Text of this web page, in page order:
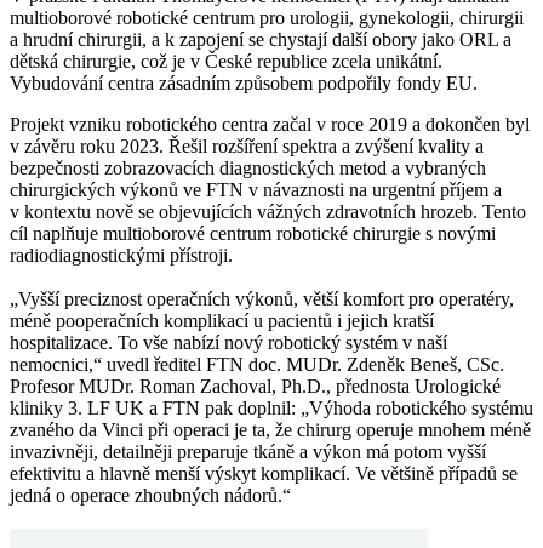
multioborové robotické centrum pro urologii, gynekologii, chirurgii
a hrudní chirurgii, a k zapojení se chystají další obory jako ORL a
dětská chirurgie, což je v České republice zcela unikátní.
Vybudování centra zásadním způsobem podpořily fondy EU.
Projekt vzniku robotického centra začal v roce 2019 a dokončen byl
v závěru roku 2023. Řešil rozšíření spektra a zvýšení kvality a
bezpečnosti zobrazovacích diagnostických metod a vybraných
chirurgických výkonů ve FTN v návaznosti na urgentní příjem a
v kontextu nově se objevujících vážných zdravotních hrozeb. Tento
cíl naplňuje multioborové centrum robotické chirurgie s novými
radiodiagnostickými přístroji.
„Vyšší preciznost operačních výkonů, větší komfort pro operatéry,
méně pooperačních komplikací u pacientů i jejich kratší
hospitalizace. To vše nabízí nový robotický systém v naší
nemocnici,“ uvedl ředitel FTN doc. MUDr. Zdeněk Beneš, CSc.
Profesor MUDr. Roman Zachoval, Ph.D., přednosta Urologické
kliniky 3. LF UK a FTN pak doplnil: „Výhoda robotického systému
zvaného da Vinci při operaci je ta, že chirurg operuje mnohem méně
invazivněji, detailněji preparuje tkáně a výkon má potom vyšší
efektivitu a hlavně menší výskyt komplikací. Ve většině případů se
jedná o operace zhoubných nádorů.“